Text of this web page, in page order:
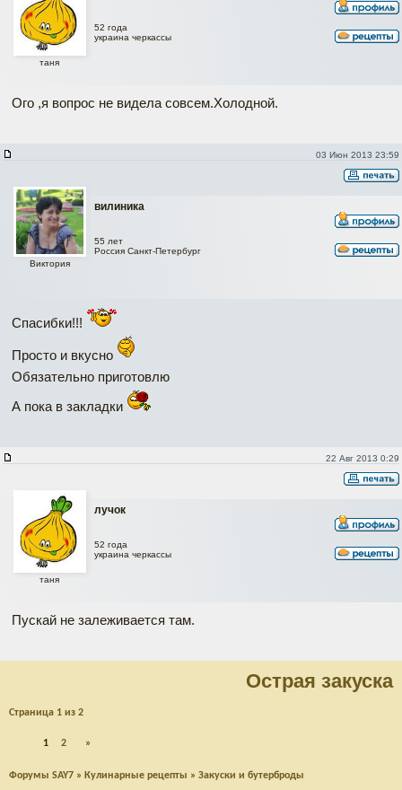
таня
52 года
украина черкассы
Ого ,я вопрос не видела совсем.Холодной.
03 Июн 2013 23:59
вилиника
Виктория
55 лет
Россия Санкт-Петербург
Спасибки!!!
Просто и вкусно
Обязательно приготовлю
А пока в закладки
22 Авг 2013 0:29
лучок
таня
52 года
украина черкассы
Пускай не залеживается там.
Острая закуска
Страница 1 из 2
1 2 »
Форумы SAY7 » Кулинарные рецепты » Закуски и бутерброды